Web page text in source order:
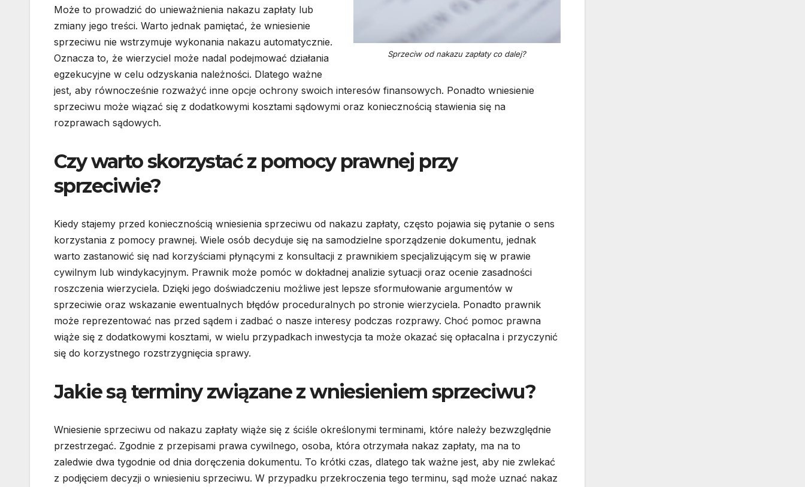
Sprzeciw od nakazu zapłaty co dalej?
Może to prowadzić do unieważnienia nakazu zapłaty lub
zmiany jego treści. Warto jednak pamiętać, że wniesienie
sprzeciwu nie wstrzymuje wykonania nakazu automatycznie.
Oznacza to, że wierzyciel może nadal podejmować działania
egzekucyjne w celu odzyskania należności. Dlatego ważne
jest, aby równocześnie rozważyć inne opcje ochrony swoich interesów finansowych. Ponadto wniesienie
sprzeciwu może wiązać się z dodatkowymi kosztami sądowymi oraz koniecznością stawienia się na
rozprawach sądowych.
Czy warto skorzystać z pomocy prawnej przy
sprzeciwie?
Kiedy stajemy przed koniecznością wniesienia sprzeciwu od nakazu zapłaty, często pojawia się pytanie o sens
korzystania z pomocy prawnej. Wiele osób decyduje się na samodzielne sporządzenie dokumentu, jednak
warto zastanowić się nad korzyściami płynącymi z konsultacji z prawnikiem specjalizującym się w prawie
cywilnym lub windykacyjnym. Prawnik może pomóc w dokładnej analizie sytuacji oraz ocenie zasadności
roszczenia wierzyciela. Dzięki jego doświadczeniu możliwe jest lepsze sformułowanie argumentów w
sprzeciwie oraz wskazanie ewentualnych błędów proceduralnych po stronie wierzyciela. Ponadto prawnik
może reprezentować nas przed sądem i zadbać o nasze interesy podczas rozprawy. Choć pomoc prawna
wiąże się z dodatkowymi kosztami, w wielu przypadkach inwestycja ta może okazać się opłacalna i przyczynić
się do korzystnego rozstrzygnięcia sprawy.
Jakie są terminy związane z wniesieniem sprzeciwu?
Wniesienie sprzeciwu od nakazu zapłaty wiąże się z ściśle określonymi terminami, które należy bezwzględnie
przestrzegać. Zgodnie z przepisami prawa cywilnego, osoba, która otrzymała nakaz zapłaty, ma na to
zaledwie dwa tygodnie od dnia doręczenia dokumentu. To krótki czas, dlatego tak ważne jest, aby nie zwlekać
z podjęciem decyzji o wniesieniu sprzeciwu. W przypadku przekroczenia tego terminu, sąd może uznać nakaz